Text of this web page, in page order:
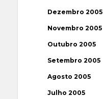
Dezembro 2005
Novembro 2005
Outubro 2005
Setembro 2005
Agosto 2005
Julho 2005